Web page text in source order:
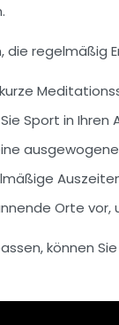
die regelmäßig
Sport in
Orte
können